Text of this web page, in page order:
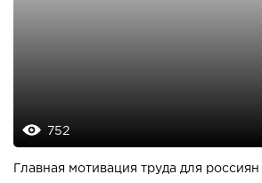
752
Главная мотивация труда для россиян